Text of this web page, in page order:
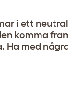
i ett
komma
Ha med